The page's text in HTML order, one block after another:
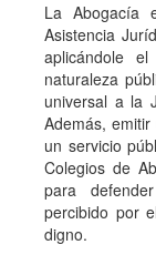
La Abogacía
Asistencia
aplicándole
naturaleza
universal a la
Además,
un servicio
Colegios de
para
percibido por
digno.